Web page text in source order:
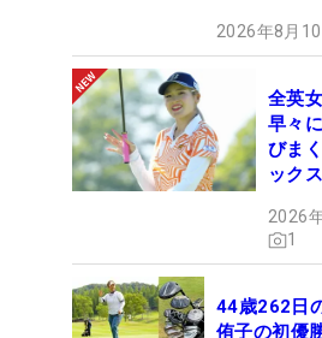
2026年8月
全英
早々
びま
ック
2026
1
44歳262日
侑子の初優